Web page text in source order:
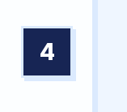
4